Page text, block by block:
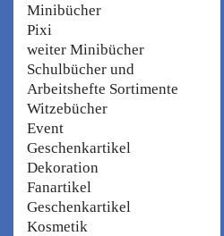
Minibücher
Pixi
weiter Minibücher
Schulbücher und
Arbeitshefte Sortimente
Witzebücher
Event
Geschenkartikel
Dekoration
Fanartikel
Geschenkartikel
Kosmetik